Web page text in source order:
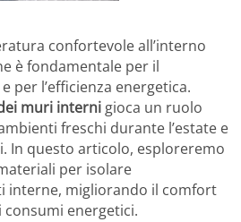
confortevole all’interno
è fondamentale per il
per l’efficienza energetica.
muri interni gioca un ruolo
freschi durante l’estate e
In questo articolo, esploreremo
per isolare
interne, migliorando il comfort
energetici.